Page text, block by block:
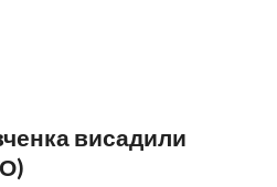
висадили